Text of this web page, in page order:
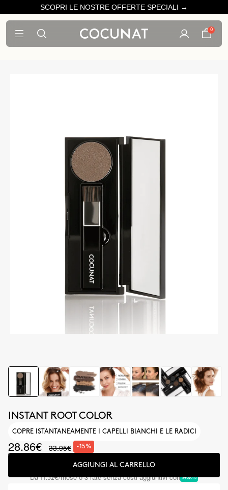
SCOPRI LE NOSTRE OFFERTE SPECIALI →
0
INSTANT ROOT COLOR
COPRE ISTANTANEAMENTE I CAPELLI BIANCHI E LE RADICI
28.86€ 33.95€ -15%
AGGIUNGI AL CARRELLO
Da11.32€/mese o 3 rate senza costi aggiuntivi con